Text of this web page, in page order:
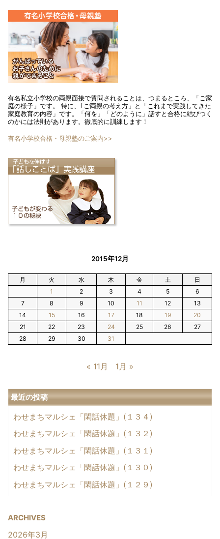
有名私立小学校の両親面接で質問されることは、つまるところ、「ご家
庭の様子」です。 特に、｢ご両親の考え方」と「これまで実践してきた
家庭教育の内容」です。「何を」「どのように」話すと合格に結びつく
のかには法則があります。徹底的に訓練します！
有名小学校合格・母親塾のご案内>>
2015年12月
月 火 水 木 金 土
日
1
2 3 4 5
6
7
8 9 10 11 12
13
14
15 16 17 18 19
20
21
22 23 24 25 26
27
28
29 30 31
« 11月 1月 »
最近の投稿
わせまちマルシェ「閑話休題」(１３４)
わせまちマルシェ「閑話休題」(１３２)
わせまちマルシェ「閑話休題」(１３１)
わせまちマルシェ「閑話休題」(１３０)
わせまちマルシェ「閑話休題」(１２９)
ARCHIVES
2026年3月